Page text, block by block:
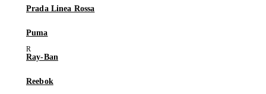
Prada Linea Rossa
Puma
Ray-Ban
Reebok